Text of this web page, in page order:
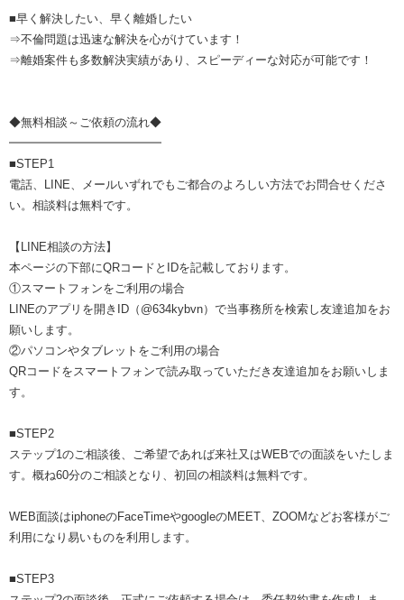
■早く解決したい、早く離婚したい
⇒不倫問題は迅速な解決を心がけています！
⇒離婚案件も多数解決実績があり、スピーディーな対応が可能です！
◆無料相談～ご依頼の流れ◆
━━━━━━━━━━━━━
■STEP1
電話、LINE、メールいずれでもご都合のよろしい方法でお問合せくださ
い。相談料は無料です。
【LINE相談の方法】
本ページの下部にQRコードとIDを記載しております。
①スマートフォンをご利用の場合
LINEのアプリを開きID（@634kybvn）で当事務所を検索し友達追加をお
願いします。
②パソコンやタブレットをご利用の場合
QRコードをスマートフォンで読み取っていただき友達追加をお願いしま
す。
■STEP2
ステップ1のご相談後、ご希望であれば来社又はWEBでの面談をいたしま
す。概ね60分のご相談となり、初回の相談料は無料です。
WEB面談はiphoneのFaceTimeやgoogleのMEET、ZOOMなどお客様がご
利用になり易いものを利用します。
■STEP3